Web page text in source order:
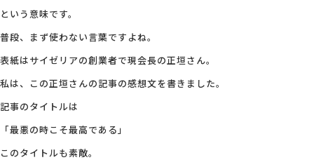
という意味です。
普段、まず使わない言葉ですよね。
表紙はサイゼリアの創業者で現会長の正垣さん。
私は、この正垣さんの記事の感想文を書きました。
記事のタイトルは
「最悪の時こそ最高である」
このタイトルも素敵。